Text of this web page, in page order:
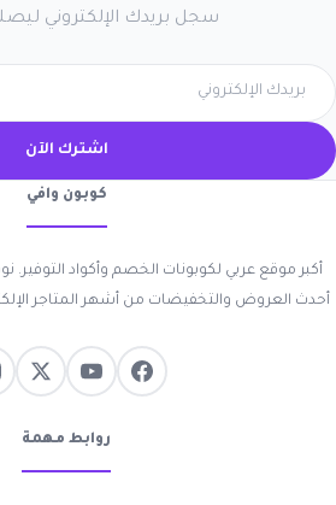
سجل بريدك الإلكتروني
اشترك الآن
كوبون وافي
أكبر موقع عربي لكوبونات الخصم وأكواد التوفير.
أحدث العروض والتخفيضات من أشهر المتاجر
روابط مهمة